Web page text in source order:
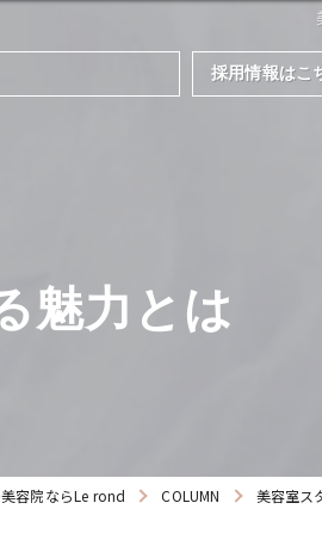
採用情報はこ
魅力とは
容院ならLe rond COLUMN 美容室ス